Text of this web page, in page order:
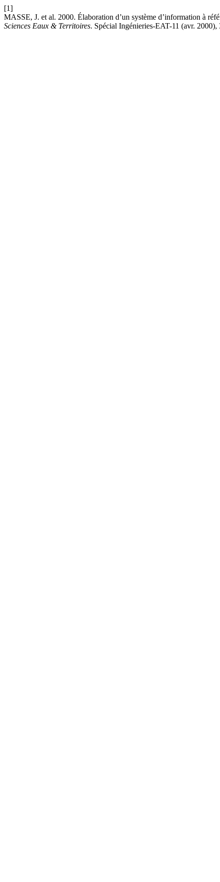
[1]
MASSE, J. et al. 2000. Élaboration d’un système d’information à
Sciences Eaux & Territoires. Spécial Ingénieries-EAT-11 (avr. 2000),